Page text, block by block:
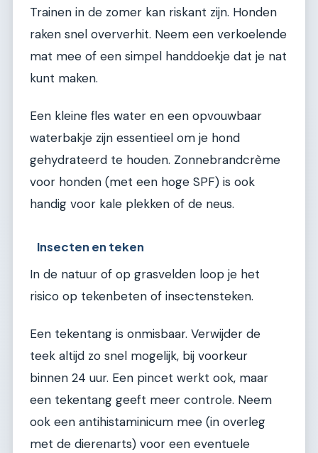
Trainen in de zomer kan riskant zijn. Honden
raken snel oververhit. Neem een verkoelende
mat mee of een simpel handdoekje dat je nat
kunt maken.
Een kleine fles water en een opvouwbaar
waterbakje zijn essentieel om je hond
gehydrateerd te houden. Zonnebrandcrème
voor honden (met een hoge SPF) is ook
handig voor kale plekken of de neus.
Insecten en teken
In de natuur of op grasvelden loop je het
risico op tekenbeten of insectensteken.
Een tekentang is onmisbaar. Verwijder de
teek altijd zo snel mogelijk, bij voorkeur
binnen 24 uur. Een pincet werkt ook, maar
een tekentang geeft meer controle. Neem
ook een antihistaminicum mee (in overleg
met de dierenarts) voor een eventuele